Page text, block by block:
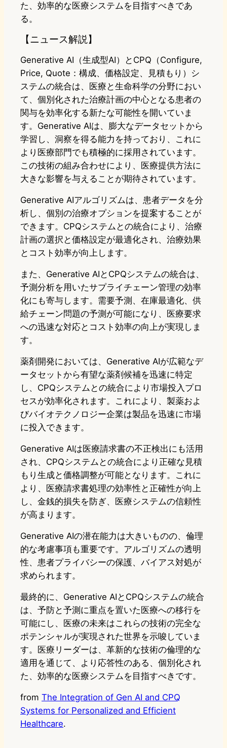
た、効率的な医療システムを目指すべきであ
る。
【ニュース解説】
Generative AI（生成型AI）とCPQ（Configure,
Price, Quote：構成、価格設定、見積もり）シ
ステムの統合は、医療と生命科学の分野におい
て、個別化された治療計画の中心となる患者の
関与を効率化する新たな可能性を開いていま
す。Generative AIは、膨大なデータセットから
学習し、洞察を得る能力を持っており、これに
より医療部門でも積極的に採用されています。
この技術の組み合わせにより、医療提供方法に
大きな影響を与えることが期待されています。
Generative AIアルゴリズムは、患者データを分
析し、個別の治療オプションを提案することが
できます。CPQシステムとの統合により、治療
計画の選択と価格設定が最適化され、治療効果
とコスト効率が向上します。
また、Generative AIとCPQシステムの統合は、
予測分析を用いたサプライチェーン管理の効率
化にも寄与します。需要予測、在庫最適化、供
給チェーン問題の予測が可能になり、医療要求
への迅速な対応とコスト効率の向上が実現しま
す。
薬剤開発においては、Generative AIが広範なデ
ータセットから有望な薬剤候補を迅速に特定
し、CPQシステムとの統合により市場投入プロ
セスが効率化されます。これにより、製薬およ
びバイオテクノロジー企業は製品を迅速に市場
に投入できます。
Generative AIは医療請求書の不正検出にも活用
され、CPQシステムとの統合により正確な見積
もり生成と価格調整が可能となります。これに
より、医療請求書処理の効率性と正確性が向上
し、金銭的損失を防ぎ、医療システムの信頼性
が高まります。
Generative AIの潜在能力は大きいものの、倫理
的な考慮事項も重要です。アルゴリズムの透明
性、患者プライバシーの保護、バイアス対処が
求められます。
最終的に、Generative AIとCPQシステムの統合
は、予防と予測に重点を置いた医療への移行を
可能にし、医療の未来はこれらの技術の完全な
ポテンシャルが実現された世界を示唆していま
す。医療リーダーは、革新的な技術の倫理的な
適用を通じて、より応答性のある、個別化され
た、効率的な医療システムを目指すべきです。
from The Integration of Gen AI and CPQ
Systems for Personalized and Efficient
Healthcare.